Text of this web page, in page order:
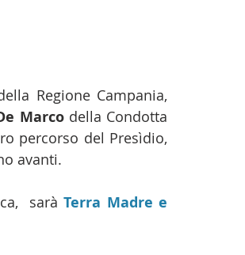
Marco della Condotta
percorso del Presìdio,
avanti.
sarà Terra Madre e